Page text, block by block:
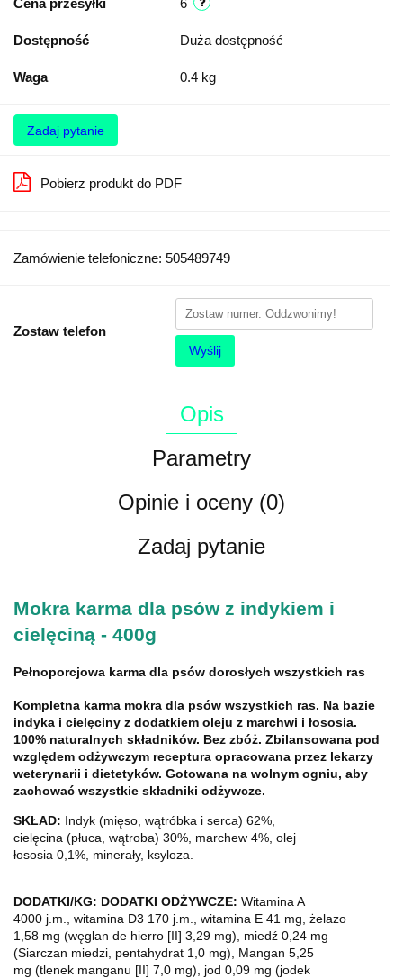
Cena przesyłki 6
Dostępność Duża dostępność
Waga 0.4 kg
Zadaj pytanie
Pobierz produkt do PDF
Zamówienie telefoniczne: 505489749
Zostaw telefon
Wyślij
Opis
Parametry
Opinie i oceny (0)
Zadaj pytanie
Mokra karma dla psów z indykiem i
cielęciną - 400g
Pełnoporcjowa karma dla psów dorosłych wszystkich ras
Kompletna karma mokra dla psów wszystkich ras. Na bazie
indyka i cielęciny z dodatkiem oleju z marchwi i łososia.
100% naturalnych składników. Bez zbóż. Zbilansowana pod
względem odżywczym receptura opracowana przez lekarzy
weterynarii i dietetyków. Gotowana na wolnym ogniu, aby
zachować wszystkie składniki odżywcze.
SKŁAD: Indyk (mięso, wątróbka i serca) 62%,
cielęcina (płuca, wątroba) 30%, marchew 4%, olej
łososia 0,1%, minerały, ksyloza.
DODATKI/KG: DODATKI ODŻYWCZE: Witamina A
4000 j.m., witamina D3 170 j.m., witamina E 41 mg, żelazo
1,58 mg (węglan de hierro [II] 3,29 mg), miedź 0,24 mg
(Siarczan miedzi, pentahydrat 1,0 mg), Mangan 5,25
mg (tlenek manganu [II] 7,0 mg), jod 0,09 mg (jodek